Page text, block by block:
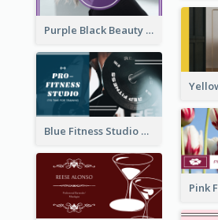
Purple Black Beauty Salon Business Card
Blue Fitness Studio Business Card